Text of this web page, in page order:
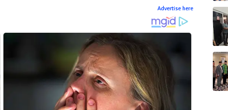
Advertise here